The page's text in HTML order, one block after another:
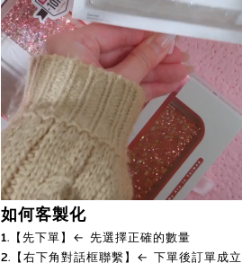
如何客製化
1.【先下單】← 先選擇正確的數量
2.【右下角對話框聯繫】← 下單後訂單成立